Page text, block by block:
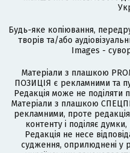
Будь-яке копіювання,
творів та/або
Images -
Матеріали з плашкою
ПОЗИЦІЯ є рекламними та
Редакція може не поділяти
Матеріали з плашкою
рекламними, проте
контенту і поділяє
Редакція не несе
судження, оприлюднені у